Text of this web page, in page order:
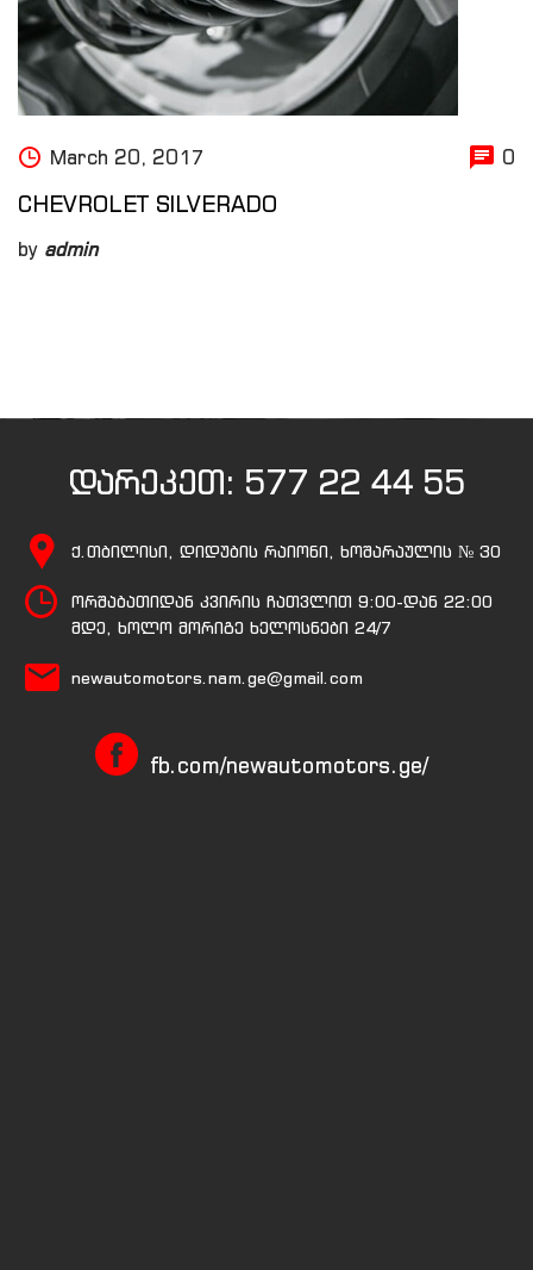
March 20, 2017 0
CHEVROLET SILVERADO
by admin
დარეკეთ: 577 22 44 55
ქ.თბილისი, დიდუბის რაიონი, ხოშარაულის № 30
ორშაბათიდან კვირის ჩათვლით 9:00-დან 22:00
მდე, ხოლო მორიგე ხელოსნები 24/7
newautomotors.nam.ge@gmail.com
fb.com/newautomotors.ge/